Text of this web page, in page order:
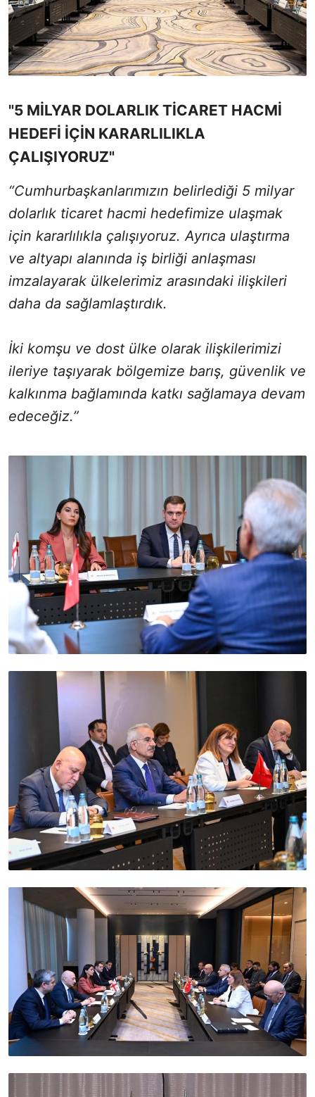
"5 MİLYAR DOLARLIK TİCARET HACMİ
HEDEFİ İÇİN KARARLILIKLA
ÇALIŞIYORUZ"
“Cumhurbaşkanlarımızın belirlediği 5 milyar
dolarlık ticaret hacmi hedefimize ulaşmak
için kararlılıkla çalışıyoruz. Ayrıca ulaştırma
ve altyapı alanında iş birliği anlaşması
imzalayarak ülkelerimiz arasındaki ilişkileri
daha da sağlamlaştırdık.
İki komşu ve dost ülke olarak ilişkilerimizi
ileriye taşıyarak bölgemize barış, güvenlik ve
kalkınma bağlamında katkı sağlamaya devam
edeceğiz.”